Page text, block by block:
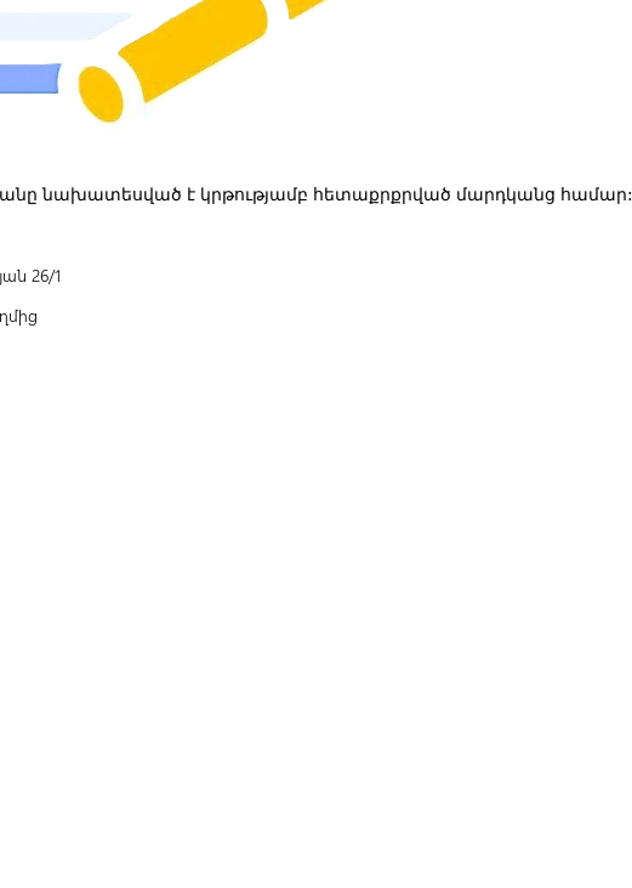
նախատեսված է կրթությամբ հետաքրքրված մարդկանց համար:
26/1